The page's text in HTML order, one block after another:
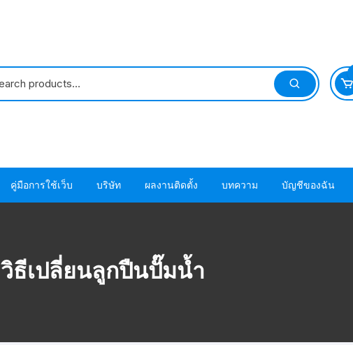
ปั๊มน้ำ MITSUBISHI
อะไหล่ปั๊มน้ำ HITACHI
โอริง ปะเก็น แหวนยาง ซีล ยาง
HITACHI
อะไหล่ปั๊มน้ำ MITSUBISHI
คู่มือการใช้เว็บ
ขั้นตอนการสั่งซื้อสินค้า
ขั้นตอนชำระผ่านบัตรเครดิต
บริษัท ผลงานติดตั้ง บทความ บัญชีของฉัน
วิธีเปลี่ยนลูกปืนปั๊มน้ำ